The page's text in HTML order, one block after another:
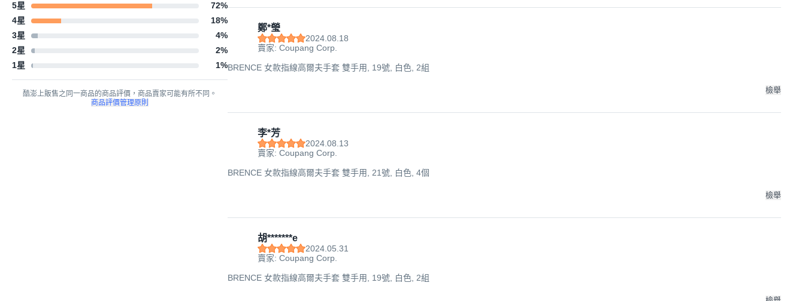
5星 72%
4星
18%
3星
4%
2星
2%
1星
1%
酷澎上販售之同一商品的商品評價，商品賣家可能有所不同。
商品評價管理原則
鄭*瑩
2024.08.18
賣家: Coupang Corp.
BRENCE 女款指線高爾夫手套 雙手用, 19號, 白色, 2組
檢舉
李*芳
2024.08.13
賣家: Coupang Corp.
BRENCE 女款指線高爾夫手套 雙手用, 21號, 白色, 4個
檢舉
胡*******e
2024.05.31
賣家: Coupang Corp.
BRENCE 女款指線高爾夫手套 雙手用, 19號, 白色, 2組